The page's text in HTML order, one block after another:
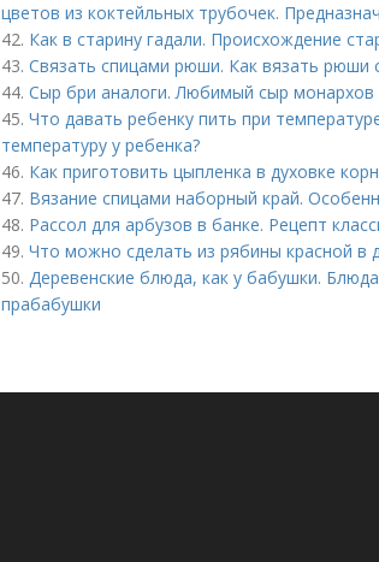
цветов из коктейльных трубочек.
42. Как в старину гадали. Происхождение
43. Связать спицами рюши. Как вязать рюши
44. Сыр бри аналоги. Любимый сыр монархов
45. Что давать ребенку пить при
температуру у ребенка?
46. Как приготовить цыпленка в духовке
47. Вязание спицами наборный край.
48. Рассол для арбузов в банке. Рецепт
49. Что можно сделать из рябины красной в
50. Деревенские блюда, как у бабушки.
прабабушки